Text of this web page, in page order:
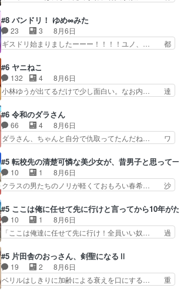
けはったねー編集さん。同… 自分の妄想を買って
くれる人がいるというも… 初めて自分の漫画が売
れた時の感動、懐かし…
スと10年後に結婚の約束をした鏡ずっ… カジノ
スタッフ募集するも集まらない更に追… 王命でク
ルルの監視をすることになったデビ… 最強の村
人・鏡との出会いで少しは変わった… やはり何か
への恨みは根深そうやね姫を舐… 新キャラが登場
早々変態扱いされてる件。タ… まだまだお元気そ
うなお声で……不意打ち過…
#8 バンドリ！ ゆめ∞みた
23 3
8月6日
ギスドリ始まりましたーーー！！！！ユノ、… 都
復を見守っていかないと、ですね！！み… 開幕聞
き取りスタッフに定治いなかった？ま… ののちゃ
んのお手当てはお節介だったりする… ビオラの立
ち回り害悪すぎるお近づきの印が… ・律っちゃん
一難、律がビオラの呪縛から… 「私はあなたが嫌
いなんです」「バンドやめ… 何が起きているの
か！？次週、みゅーたいぷ…
#6 ヤニねこ
132 4
8月6日
小林ゆうが出てるだけで少し面白い。なお内… 達
マドンってなんなん！？人見知りっぽい… なんな
ら下ネタ0じゃなかったかこんな回が… 他のエピ
ソードに対してマイルドな回だった… 今回はだい
ぶある程度抑えてる？w感じな気… アルねこ、そ
ていたゴキブリ死んでるGP… アルねこ危険です
よね。健康的な面で··江… 酔い潰れ行き着いた江
ノ島で、朝日を眺めな…
#6 令和のダラさん
66 4
8月6日
ダラさん、ちゃんと自分で仇取ってたんだね… ワ
ットに憧れてビーム撃ちたいと…そうい… 余りに
も凄惨なダラさんの過去ダラさんの６… 過去編は
これで一区切りかなギャグも面白い… ガンガガン
♪薫がなんかしっかり歌ってロマ… 姉巫女の誤
日頃からガンガン言うてないで… このアニメはど
こに行くのだろう、面白すぎ… 姉のした事はただ
単に一族を絶滅させただけ…
#5 転校先の清楚可憐な美少女が、昔男子と思って一
10 1
8月6日
クラスの男たちのノリが軽くておもろい春希… 沙
もちゃんが透けブラしててびっくりして… レベル
のキャラが登場。相変わらず顔や体の… 隼人が春
希の級友を巻き込んだイジりに動じ… 第５話を
U-NEXTで視聴しました。視聴… ラブコメで天然
す隼人を見てなぜか不安に… 無理なダイエットは
禁物だけど、なかなか結… 「これからもお手入
れ、がんばりゅ」ありが…
#5 ここは俺に任せて先に行けと言ってから10年が
10 1
8月6日
「ここは俺達に任せて先に行け！全員いい奴… 過
鈴奈（@0suzuna0）が【マリー… 村ごと乗っ取
られてたら流石に気付かないか… 《漫画版少し読
んだことある》エリックとゴ… ロックは敵に容赦
無くブスっといくから気持… 勇者パーティー再結
#5 片田舎のおっさん、剣聖になるⅡ
19 2
8月6日
ベリルはしきりに加齢による衰えを口にする… 重